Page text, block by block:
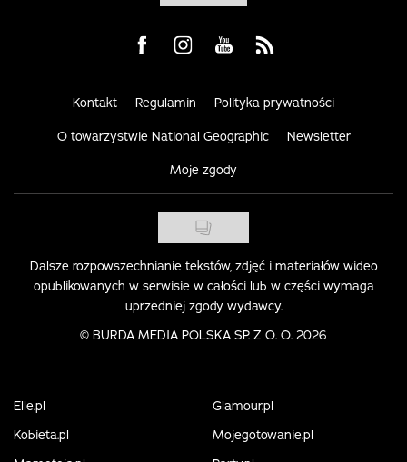
Visit us on Facebook
Visit us on Instagram
Visit us on Youtube
Visit us on Rss
Kontakt Regulamin Polityka prywatności
O towarzystwie National Geographic Newsletter
Moje zgody
Dalsze rozpowszechnianie tekstów, zdjęć i materiałów wideo
opublikowanych w serwisie w całości lub w części wymaga
uprzedniej zgody wydawcy.
© BURDA MEDIA POLSKA SP. Z O. O. 2026
Elle.pl
Glamour.pl
Kobieta.pl
Mojegotowanie.pl